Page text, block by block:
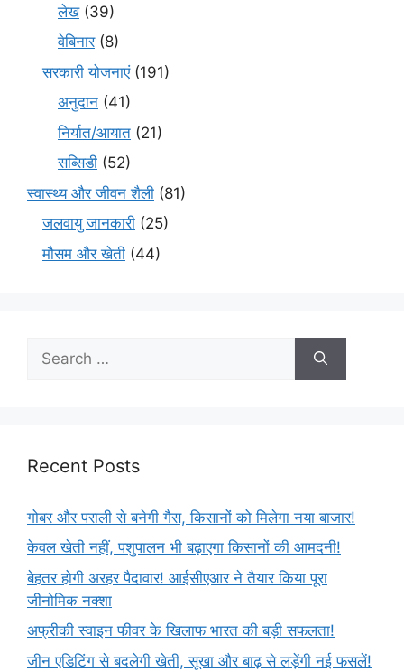
लेख(39)
वेबिनार(8)
सरकारी योजनाएं(191)
अनुदान (41)
निर्यात/आयात (21)
सब्सिडी (52)
स्वास्थ्य और जीवन शैली (81)
जलवायु जानकारी (25)
मौसम और खेती (44)
Recent Posts
गोबर और पराली से बनेगी गैस, किसानों को मिलेगा नया बाजार!
केवल खेती नहीं, पशुपालन भी बढ़ाएगा किसानों की आमदनी!
बेहतर होगी अरहर पैदावार! आईसीएआर ने तैयार किया पूरा
जीनोमिक नक्शा
अफ्रीकी स्वाइन फीवर के खिलाफ भारत की बड़ी सफलता!
जीन एडिटिंग से बदलेगी खेती, सूखा और बाढ़ से लड़ेंगी नई फसलें!